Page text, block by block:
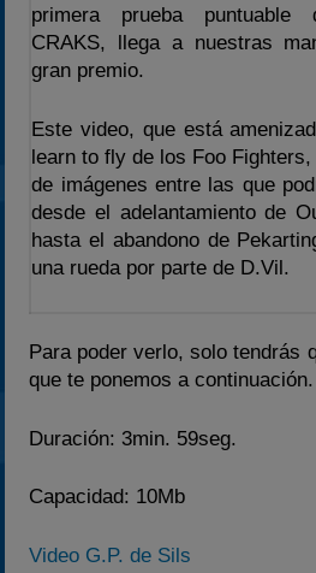
primera prueba puntuable
CRAKS, llega a nuestras
gran premio.
Este video, que está
learn to fly de los Foo
de imágenes entre las que
desde el adelantamiento de
hasta el abandono de
una rueda por parte de D.Vil.
Para poder verlo, solo tendrás
que te ponemos a continuación.
Duración: 3min. 59seg.
Capacidad: 10Mb
Video G.P. de Sils